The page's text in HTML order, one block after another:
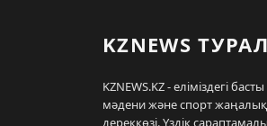
KZNEWS
KZNEWS.KZ - еліміздегі
мәдени және спорт
дереккөзі. Үздік